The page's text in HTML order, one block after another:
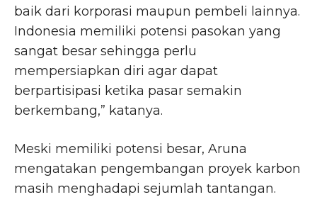
baik dari korporasi maupun pembeli lainnya.
Indonesia memiliki potensi pasokan yang
sangat besar sehingga perlu
mempersiapkan diri agar dapat
berpartisipasi ketika pasar semakin
berkembang,” katanya.
Meski memiliki potensi besar, Aruna
mengatakan pengembangan proyek karbon
masih menghadapi sejumlah tantangan.